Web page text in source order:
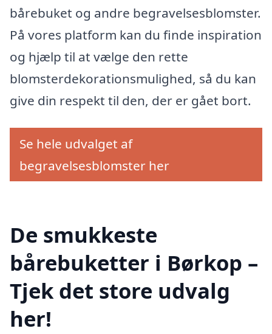
bårebuket og andre begravelsesblomster.
På vores platform kan du finde inspiration
og hjælp til at vælge den rette
blomsterdekorationsmulighed, så du kan
give din respekt til den, der er gået bort.
Se hele udvalget af
begravelsesblomster her
De smukkeste
bårebuketter i Børkop –
Tjek det store udvalg
her!